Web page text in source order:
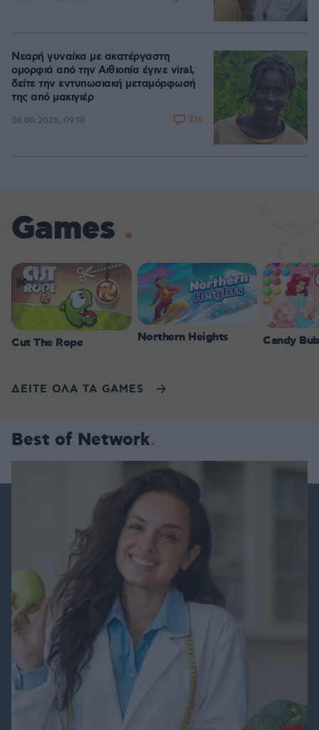
Νεαρή γυναίκα με ακατέργαστη
ομορφιά από την Αιθιοπία έγινε viral,
δείτε την εντυπωσιακή μεταμόρφωσή
της από μακιγιέρ
06.08.2026, 09:18 376
Games
Cut The Rope Northern Heights Candy
ΔΕΙΤΕ ΟΛΑ ΤΑ GAMES
Best of Network